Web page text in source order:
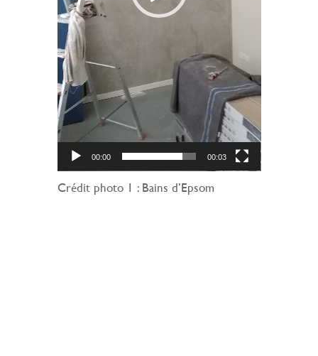
00:00 00:03
Crédit photo 1 : Bains d’Epsom